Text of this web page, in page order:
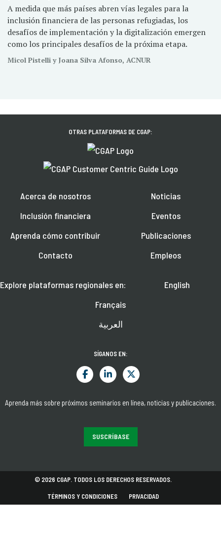
A medida que más países abren vías legales para la
inclusión financiera de las personas refugiadas, los
desafíos de implementación y la digitalización emergen
como los principales desafíos de la próxima etapa.
Micol Pistelli y Joana Silva Afonso, ACNUR
OTRAS PLATAFORMAS DE CGAP:
Acerca de nosotros
Inclusión financiera
Aprenda cómo contribuir
Contacto
Noticias
Eventos
Publicaciones
Empleos
Explore plataformas regionales en:
English
Français
العربية
SÍGANOS EN:
Aprenda más sobre próximos seminarios en línea, noticias y publicaciones.
SUSCRÍBASE
© 2026 CGAP. TODOS LOS DERECHOS RESERVADOS.
TÉRMINOS Y CONDICIONES PRIVACIDAD